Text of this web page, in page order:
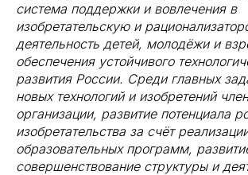
система поддержки и вовлечения в
изобретательскую и
деятельность детей, молодёжи и
обеспечения устойчивого
развития России. Среди главных
новых технологий и изобретений
организации, развитие потенциала
изобретательства за счёт
образовательных программ,
совершенствование структуры и